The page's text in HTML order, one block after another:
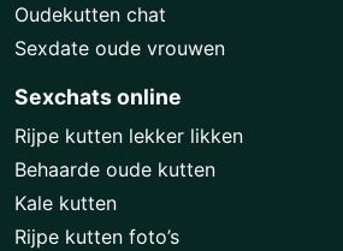
Oudekutten chat
Sexdate oude vrouwen
Sexchats online
Rijpe kutten lekker likken
Behaarde oude kutten
Kale kutten
Rijpe kutten foto’s